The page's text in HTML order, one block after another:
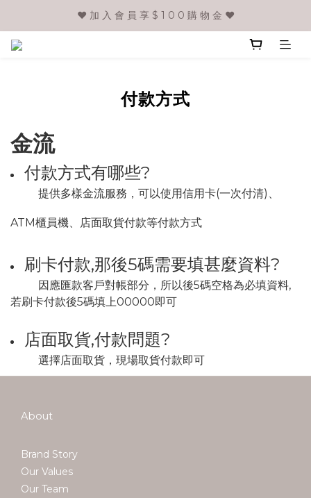
❤️ 加 入 會 員 享 $ 1 0 0 購 物 金 ❤️
付款方式
金流
付款方式有哪些?
提供多樣金流服務，可以使用信用卡(一次付清)、
ATM櫃員機、店面取貨付款等付款方式
刷卡付款,那後5碼需要填甚麼資料?
因應匯款客戶對帳部分，所以後5碼空格為必填資料,
若刷卡付款後5碼填上00000即可
店面取貨,付款問題?
選擇店面取貨，現場取貨付款即可
About
Brand Story
Our Values
Our Team